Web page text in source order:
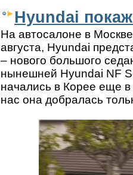
Hyundai
На автосалоне в
августа, Hyundai
– нового большого
нынешней Hyundai NF
начались в Корее еще
нас она добралась